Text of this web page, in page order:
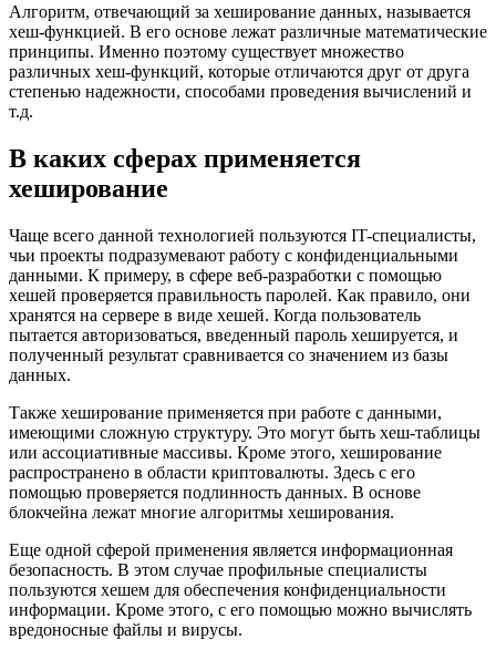
Алгоритм, отвечающий за хеширование данных, называется
хеш-функцией. В его основе лежат различные математические
принципы. Именно поэтому существует множество
различных хеш-функций, которые отличаются друг от друга
степенью надежности, способами проведения вычислений и
т.д.
В каких сферах применяется
хеширование
Чаще всего данной технологией пользуются IT-специалисты,
чьи проекты подразумевают работу с конфиденциальными
данными. К примеру, в сфере веб-разработки с помощью
хешей проверяется правильность паролей. Как правило, они
хранятся на сервере в виде хешей. Когда пользователь
пытается авторизоваться, введенный пароль хешируется, и
полученный результат сравнивается со значением из базы
данных.
Также хеширование применяется при работе с данными,
имеющими сложную структуру. Это могут быть хеш-таблицы
или ассоциативные массивы. Кроме этого, хеширование
распространено в области криптовалюты. Здесь с его
помощью проверяется подлинность данных. В основе
блокчейна лежат многие алгоритмы хеширования.
Еще одной сферой применения является информационная
безопасность. В этом случае профильные специалисты
пользуются хешем для обеспечения конфиденциальности
информации. Кроме этого, с его помощью можно вычислять
вредоносные файлы и вирусы.